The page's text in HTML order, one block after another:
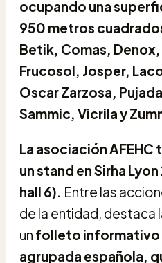
ocupando una
950 metros
Betik, Comas,
Frucosol, Josper,
Oscar Zarzosa,
Sammic, Vicrila y
La asociación
un stand en Sirha
hall 6). Entre las
de la entidad, destaca
un folleto informativo
agrupada española,